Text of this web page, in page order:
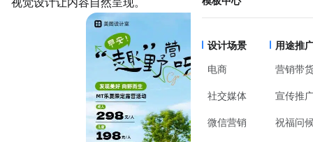
设计场景
电商
社交媒体
微信营销
用途推
营销带
宣传推
祝福问
视觉设计让内容自然呈现。